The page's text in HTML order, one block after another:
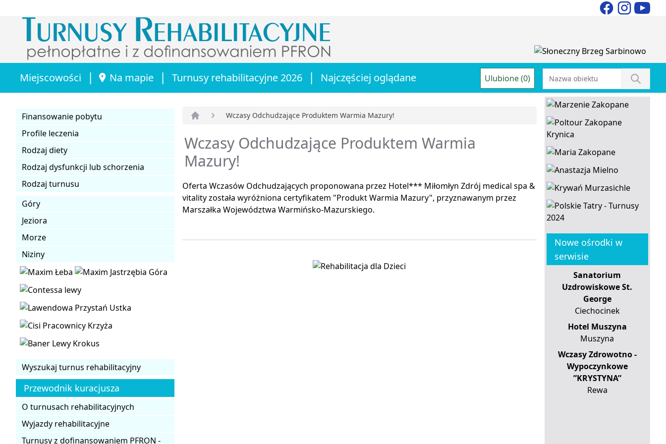
Miejscowości | Na mapie | Turnusy rehabilitacyjne 2026 | Najczęściej oglądane Ulubione (0)
Finansowanie pobytu
Profile leczenia
Rodzaj diety
Rodzaj dysfunkcji lub schorzenia
Rodzaj turnusu
Góry
Jeziora
Morze
Niziny
Wyszukaj turnus rehabilitacyjny
Przewodnik kuracjusza
O turnusach rehabilitacyjnych
Wyjazdy rehabilitacyjne
Turnusy z dofinansowaniem PFRON -
Wczasy Odchudzające Produktem Warmia Mazury!
Wczasy Odchudzające Produktem Warmia
Mazury!
Oferta Wczasów Odchudzających proponowana przez Hotel*** Miłomłyn Zdrój medical spa &
vitality została wyróżniona certyfikatem "Produkt Warmia Mazury", przyznawanym przez
Marszałka Województwa Warmińsko-Mazurskiego.
Nowe ośrodki w
serwisie
Sanatorium
Uzdrowiskowe St.
George
Ciechocinek
Hotel Muszyna
Muszyna
Wczasy Zdrowotno -
Wypoczynkowe
”KRYSTYNA”
Rewa